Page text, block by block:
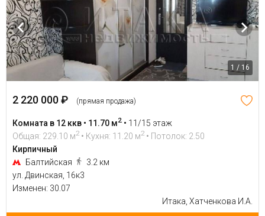
1 / 16
2 220 000 ₽ (прямая продажа)
Комната в 12 ккв • 11.70 м2 • 11/15 этаж
Общая: 229.10 м2 • Кухня: 11.20 м2 • Потолок: 2.50
Кирпичный
Балтийская
3.2 км
ул. Двинская, 16к3
Изменен: 30.07
Итака, Хатченкова И.А.